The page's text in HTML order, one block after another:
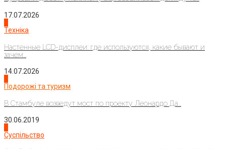
17.07.2026
Техніка
Настенные LCD-дисплеи: где используются, какие бывают и
зачем...
14.07.2026
Подорожі та туризм
В Стамбуле возведут мост по проекту Леонардо Да...
30.06.2019
Суспільство